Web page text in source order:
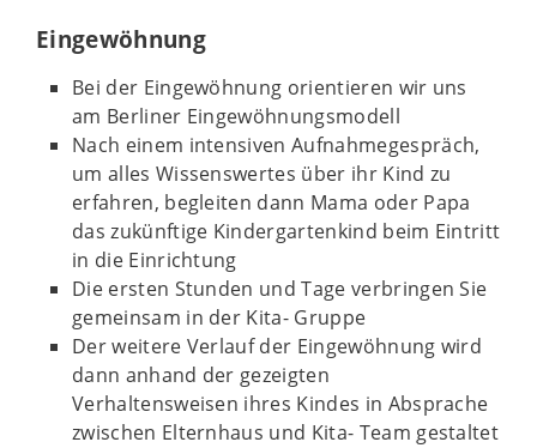
Eingewöhnung
Bei der Eingewöhnung orientieren wir uns
am Berliner Eingewöhnungsmodell
Nach einem intensiven Aufnahmegespräch,
um alles Wissenswertes über ihr Kind zu
erfahren, begleiten dann Mama oder Papa
das zukünftige Kindergartenkind beim Eintritt
in die Einrichtung
Die ersten Stunden und Tage verbringen Sie
gemeinsam in der Kita- Gruppe
Der weitere Verlauf der Eingewöhnung wird
dann anhand der gezeigten
Verhaltensweisen ihres Kindes in Absprache
zwischen Elternhaus und Kita- Team gestaltet